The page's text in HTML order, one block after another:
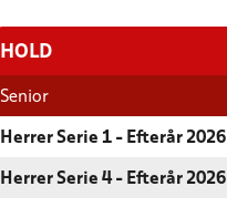
HOLD
Senior
Herrer Serie 1 - Efterår 2026
Herrer Serie 4 - Efterår 2026